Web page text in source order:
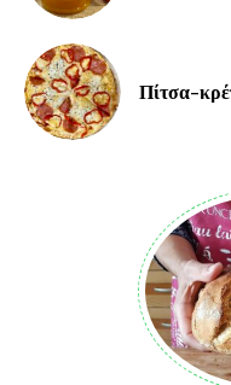
Πίτσα-